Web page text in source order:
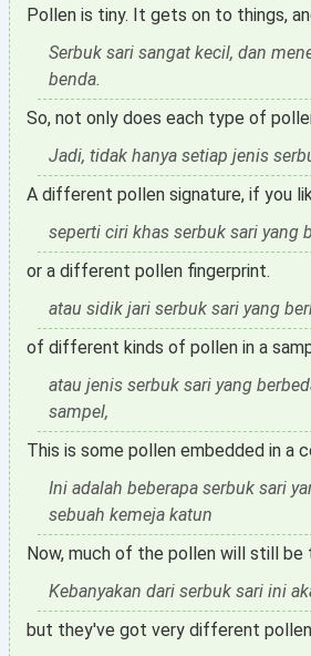
Pollen is tiny. It gets on to things,
Serbuk sari sangat kecil, dan
benda.
So, not only does each type of
Jadi, tidak hanya setiap jenis
A different pollen signature, if you
seperti ciri khas serbuk sari yang
or a different pollen fingerprint.
atau sidik jari serbuk sari yang
of different kinds of pollen in a
atau jenis serbuk sari yang
sampel,
This is some pollen embedded in a
Ini adalah beberapa serbuk sari
sebuah kemeja katun
Now, much of the pollen will still be
Kebanyakan dari serbuk sari ini
but they've got very different